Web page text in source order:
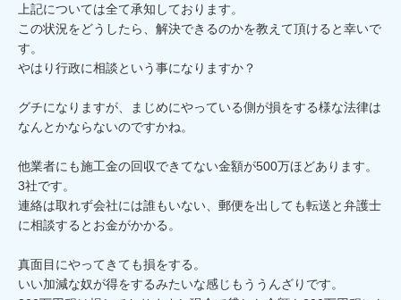
上記については全て承知しております。
この状況をどうしたら、解決できるのかを教えて頂けると幸いで
す。
やはり行政に相談という事になりますか？
グチになりますが、まじめにやっている側が損をする様な法律は
なんとかならないのですかね。
他業者にも施工金の回収できてない金額が500万ほどあります。
3社です。
連絡は取れず会社には誰もいない、郵便を出しても転送と弁護士
に相談するとお金がかかる。
真面目にやってきても損をする。
いい加減な奴が得をするみたいな感じもううんざりです。